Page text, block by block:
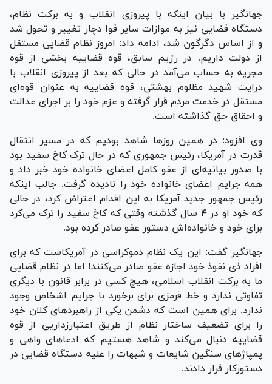
جهانگیر با بیان اینکه با پیروزی انقلاب و به برکت نظام،
دستگاه قضایی نیز به موازات سایر قوا دچار تغییر و تحول شد
و از اساس دگرگون شد، ادامه داد: امروز نظام قضایی مستقل
از دولت داریم. در رژیم سابق، قوه قضاییه بخشی از قوه
مجریه به حساب می‌آمد در حالی که بعد از پیروزی انقلاب با
درایت شهید مظلوم بهشتی، قوه قضاییه به عنوان قوه‌ای
مستقل در خدمت مردم قرار گرفته و عزم خود را بر اجرای عدالت
و احقاق حق گذاشته است.
وی افزود: در همین روز‌ها شاهد بودیم که در مسیر انتقال
قدرت در آمریکا، رئیس جمهوری که در حال ترک کاخ سفید بود
با صدور بیانیه‌ای از عفو کامل اعضای خانواده خود خبر داد و
همه جرایم اعضای خانواده خود را نادیده گرفت. جالب اینکه
رئیس جمهور جدید آمریکا به این اقدام اعتراض کرد، در حالی
که خود او در ۴ سال گذشته وقتی که کاخ سفید را ترک می‌کرد
برای خود و خانواده‌اش دستور عفو صادر کرده بود.
جهانگیر گفت: این یک نظام دموکراسی در آمریکاست که برای
افراد ذی نفوذ خود اجازه عفو صادر می‌کنند! اما در نظام قضایی
ما به برکت انقلاب اسلامی، هیچ کسی در برابر قانون با دیگری
تفاوتی ندارد و خط قرمزی برای برخورد با جرایم اشخاص وجود
ندارد. برای همین است که دشمن یکی از راهبرد‌های کلان خود
را برای تضعیف ساختار نظام از طریق اعتبارزداریی از قوه
قضاییه دنبال می‌کند و شاهد هستیم که ادعا‌های واهی و
پمپاژ‌های سنگین شایعات و شبهات را علیه دستگاه قضایی در
دستورکار قرار دادند.